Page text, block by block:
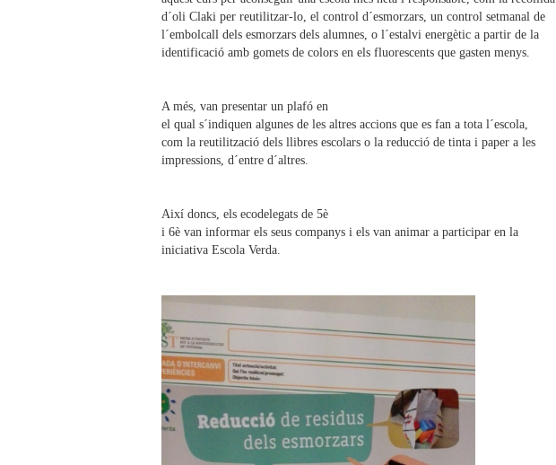
d´oli Claki per reutilitzar-lo, el control d´esmorzars, un control setmanal de
l´embolcall dels esmorzars dels alumnes, o l´estalvi energètic a partir de la
identificació amb gomets de colors en els fluorescents que gasten menys.
A més, van presentar un plafó en
el qual s´indiquen algunes de les altres accions que es fan a tota l´escola,
com la reutilització dels llibres escolars o la reducció de tinta i paper a les
impressions, d´entre d´altres.
Així doncs, els ecodelegats de 5è
i 6è van informar els seus companys i els van animar a participar en la
iniciativa Escola Verda.